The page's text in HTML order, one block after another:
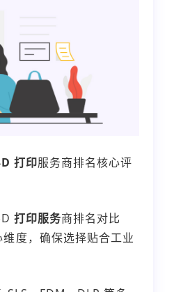
打印服务商排名核心评
打印服务商排名对比
度，确保选择贴合工业